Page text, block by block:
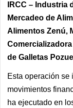
IRCC – Industria
Mercadeo de
Alimentos Zenú,
de Galletas
Esta operación se
movimientos
ha ejecutado en